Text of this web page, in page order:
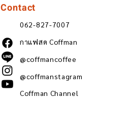
Contact
062-827-7007
กาแฟสด Coffman
@coffmancoffee
@coffmanstagram
Coffman Channel